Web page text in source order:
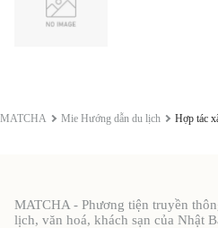
MATCHA Mie Hướng dẫn du lịch Hợp tác
MATCHA - Phương tiện truyền
lịch, văn hoá, khách sạn của Nhật